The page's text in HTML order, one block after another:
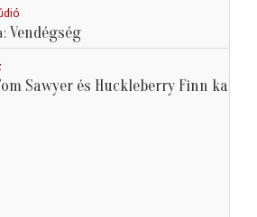
Vendégség
Sawyer és Huckleberry Finn